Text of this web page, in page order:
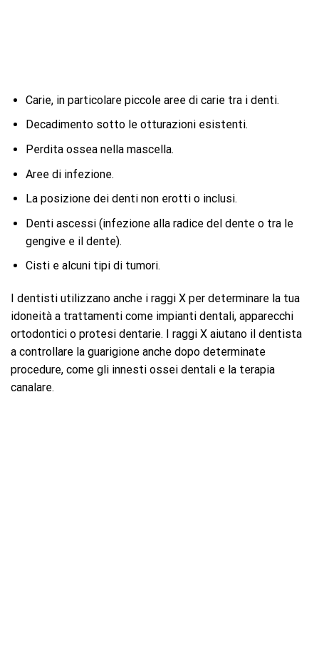
Carie, in particolare piccole aree di carie tra i denti.
Decadimento sotto le otturazioni esistenti.
Perdita ossea nella mascella.
Aree di infezione.
La posizione dei denti non erotti o inclusi.
Denti ascessi (infezione alla radice del dente o tra le
gengive e il dente).
Cisti e alcuni tipi di tumori.
I dentisti utilizzano anche i raggi X per determinare la tua
idoneità a trattamenti come impianti dentali, apparecchi
ortodontici o protesi dentarie. I raggi X aiutano il dentista
a controllare la guarigione anche dopo determinate
procedure, come gli innesti ossei dentali e la terapia
canalare.